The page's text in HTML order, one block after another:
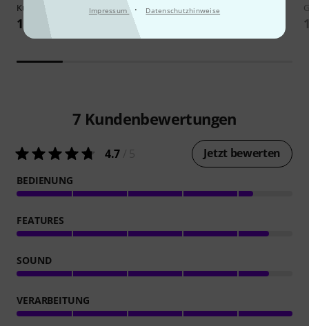
Impressum · Datenschutzhinweise
Kurzweil
169 €
ThomannKeyboard Bag 6
7 Kundenbewertungen
4.7 Jetzt bewerten
BEDIENUNG
FEATURES
SOUND
VERARBEITUNG